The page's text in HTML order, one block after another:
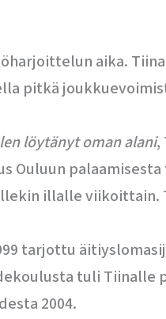
aika.
pitkä
löytänyt oman alani,
Ouluun
illalle
tarjottu
tuli
2004.